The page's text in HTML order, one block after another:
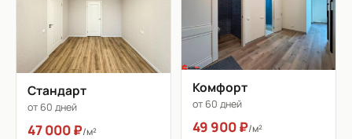
Стандарт
от 60 дней
47 000 ₽/м²
Комфорт
от 60 дней
49 900 ₽/м²